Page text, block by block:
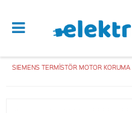
SIEMENS TERMİSTÖR MOTOR KORUMA